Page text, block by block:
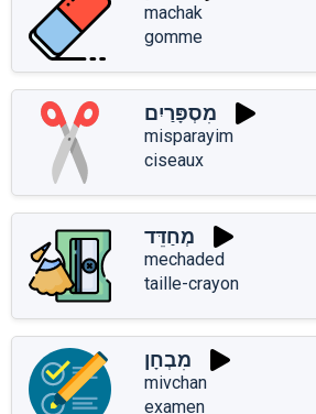
machak
gomme
מִסְפָּרַיִם
misparayim
ciseaux
מְחַדֵּד
mechaded
taille-crayon
מִבְחָן
mivchan
examen